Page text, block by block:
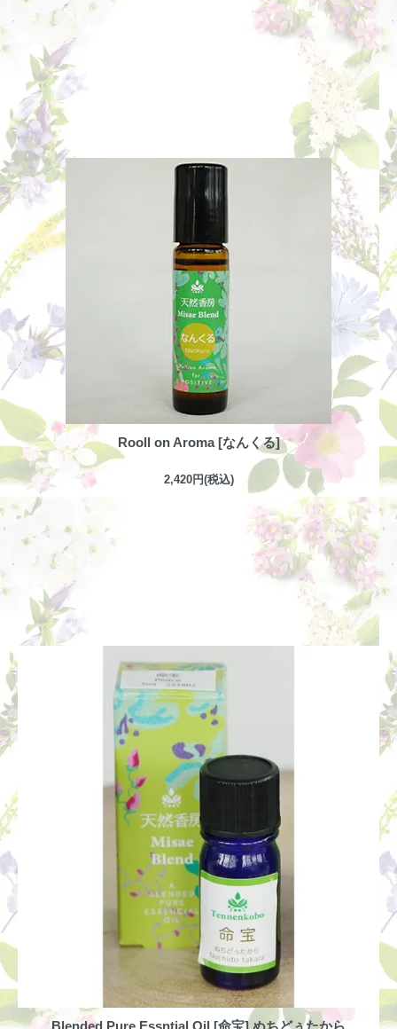
Rooll on Aroma [なんくる]
2,420円(税込)